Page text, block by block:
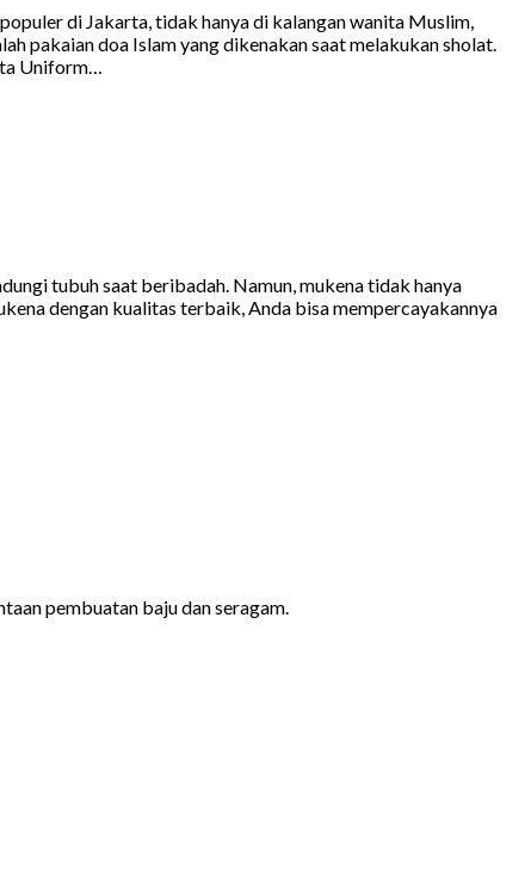
di Jakarta, tidak hanya di kalangan wanita Muslim,
pakaian doa Islam yang dikenakan saat melakukan sholat.
Uniform…
tubuh saat beribadah. Namun, mukena tidak hanya
dengan kualitas terbaik, Anda bisa mempercayakannya
pembuatan baju dan seragam.